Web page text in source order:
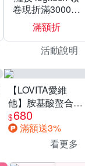
卷現折滿3000折
300
滿額折
活動說明
【LOVITA愛維
他】胺基酸螯合鋅
x2瓶30mg素食錠
(鋅錠)
$680
滿額送3%
看更多